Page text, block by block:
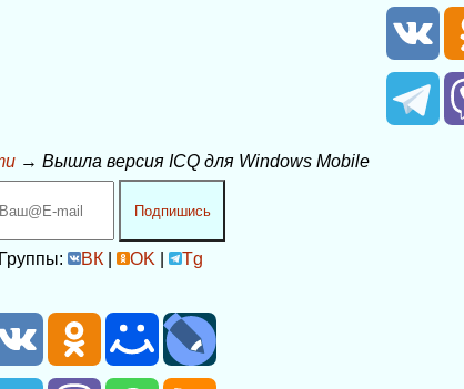
→ Вышла версия ICQ для Windows Mobile
Подпишись
Группы: ВК | OK | Tg